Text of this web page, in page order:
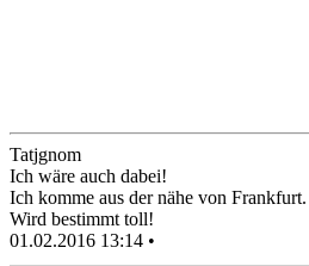
Tatjgnom
Ich wäre auch dabei!
Ich komme aus der nähe von Frankfurt.
Wird bestimmt toll!
01.02.2016 13:14 •